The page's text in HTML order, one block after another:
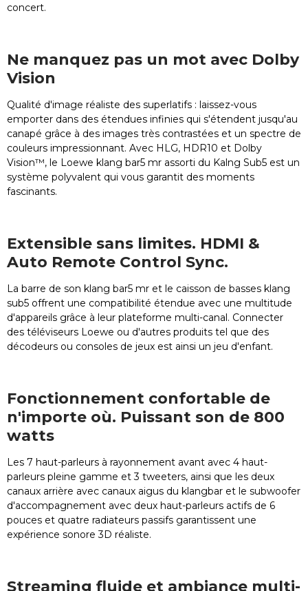
concert.
Ne manquez pas un mot avec Dolby
Vision
Qualité d'image réaliste des superlatifs : laissez-vous
emporter dans des étendues infinies qui s'étendent jusqu'au
canapé grâce à des images très contrastées et un spectre de
couleurs impressionnant. Avec HLG, HDR10 et Dolby
Vision™, le Loewe klang bar5 mr assorti du Kalng Sub5 est un
système polyvalent qui vous garantit des moments
fascinants.
Extensible sans limites. HDMI &
Auto Remote Control Sync.
La barre de son klang bar5 mr et le caisson de basses klang
sub5 offrent une compatibilité étendue avec une multitude
d'appareils grâce à leur plateforme multi-canal. Connecter
des téléviseurs Loewe ou d'autres produits tel que des
décodeurs ou consoles de jeux est ainsi un jeu d'enfant.
Fonctionnement confortable de
n'importe où. Puissant son de 800
watts
Les 7 haut-parleurs à rayonnement avant avec 4 haut-
parleurs pleine gamme et 3 tweeters, ainsi que les deux
canaux arrière avec canaux aigus du klangbar et le subwoofer
d'accompagnement avec deux haut-parleurs actifs de 6
pouces et quatre radiateurs passifs garantissent une
expérience sonore 3D réaliste.
Streaming fluide et ambiance multi-